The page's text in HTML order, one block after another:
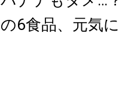
の6食品、元気